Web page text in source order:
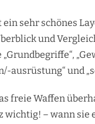
sehr schönes
und
ausrüstung“ und
freie Waffen
wichtig! – wann